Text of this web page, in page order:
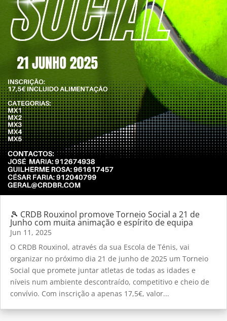
🎾 CRDB Rouxinol promove Torneio Social a 21 de
Junho com muita animação e espírito de equipa
Jun 11, 2025
O CRDB Rouxinol, através da sua Escola de Ténis, vai
organizar no próximo dia 21 de junho de 2025 um Torneio
Social que promete juntar atletas de todas as idades e
níveis num ambiente descontraído, competitivo e cheio de
convívio. Com inscrição a apenas 17,5€, valor...